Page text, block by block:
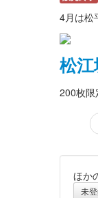
4月は松
松
200枚限
松
ほか
未